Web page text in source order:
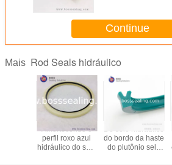
amarelo
Continue
Mais Rod Seals hidráulico
Amortecendo o
perfil roxo azul
hidráulico do selo
Do selo hidráulico
do bordo da haste
do plutônio selo